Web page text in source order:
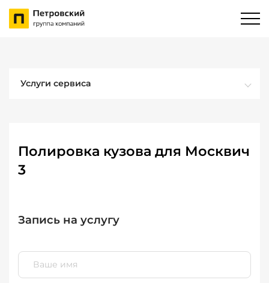
Услуги сервиса
Полировка кузова для Москвич
3
Запись на услугу